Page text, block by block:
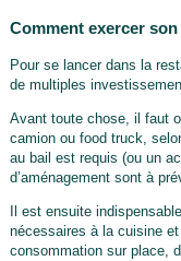
Comment exercer
Pour se lancer dans la
de multiples
Avant toute chose, il faut
camion ou food truck,
au bail est requis (ou un
d’aménagement sont à
Il est ensuite
nécessaires à la cuisine
consommation sur place,